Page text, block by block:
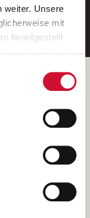
weiter. Unsere
mit
bereitgestellt
so stimmen
zu. Sie können
widerrufen,
und diese
Unterfranken